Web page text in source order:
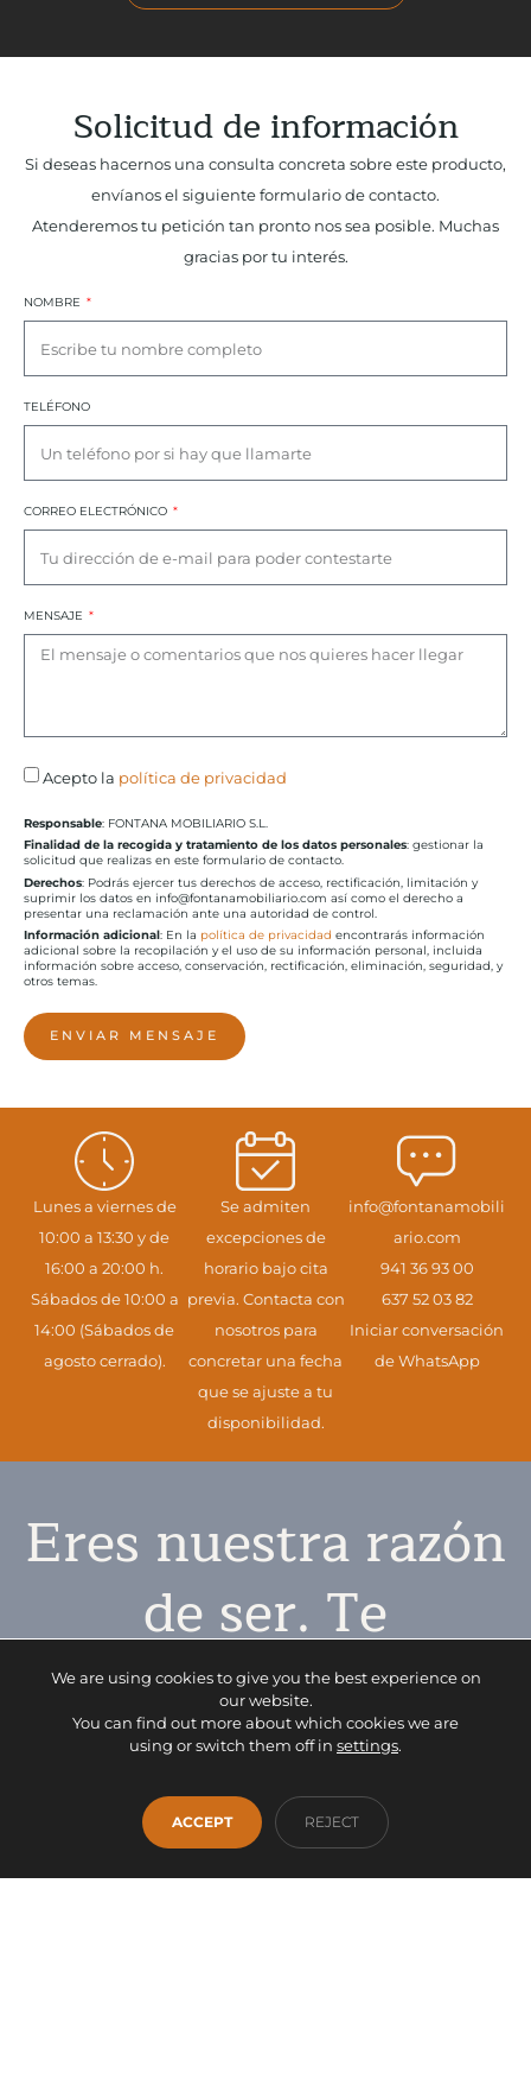
Solicitud de información
Si deseas hacernos una consulta concreta sobre este producto,
envíanos el siguiente formulario de contacto.
Atenderemos tu petición tan pronto nos sea posible. Muchas
gracias por tu interés.
NOMBRE
TELÉFONO
CORREO ELECTRÓNICO
MENSAJE
Acepto la política de privacidad
Responsable: FONTANA MOBILIARIO S.L.
Finalidad de la recogida y tratamiento de los datos personales: gestionar la
solicitud que realizas en este formulario de contacto.
Derechos: Podrás ejercer tus derechos de acceso, rectificación, limitación y
suprimir los datos en info@fontanamobiliario.com así como el derecho a
presentar una reclamación ante una autoridad de control.
Información adicional: En la política de privacidad encontrarás información
adicional sobre la recopilación y el uso de su información personal, incluida
información sobre acceso, conservación, rectificación, eliminación, seguridad, y
otros temas.
ENVIAR MENSAJE
Lunes a viernes de
10:00 a 13:30 y de
16:00 a 20:00 h.
Sábados de 10:00 a
14:00 (Sábados de
agosto cerrado).
Se admiten
excepciones de
horario bajo cita
previa. Contacta con
nosotros para
concretar una fecha
que se ajuste a tu
disponibilidad.
info@fontanamobili
ario.com
941 36 93 00
637 52 03 82
Iniciar conversación
de WhatsApp
Eres nuestra razón
de ser. Te
esperamos.
CONTACTO
We are using cookies to give you the best experience on
our website.
You can find out more about which cookies we are
using or switch them off in settings.
ACCEPT REJECT